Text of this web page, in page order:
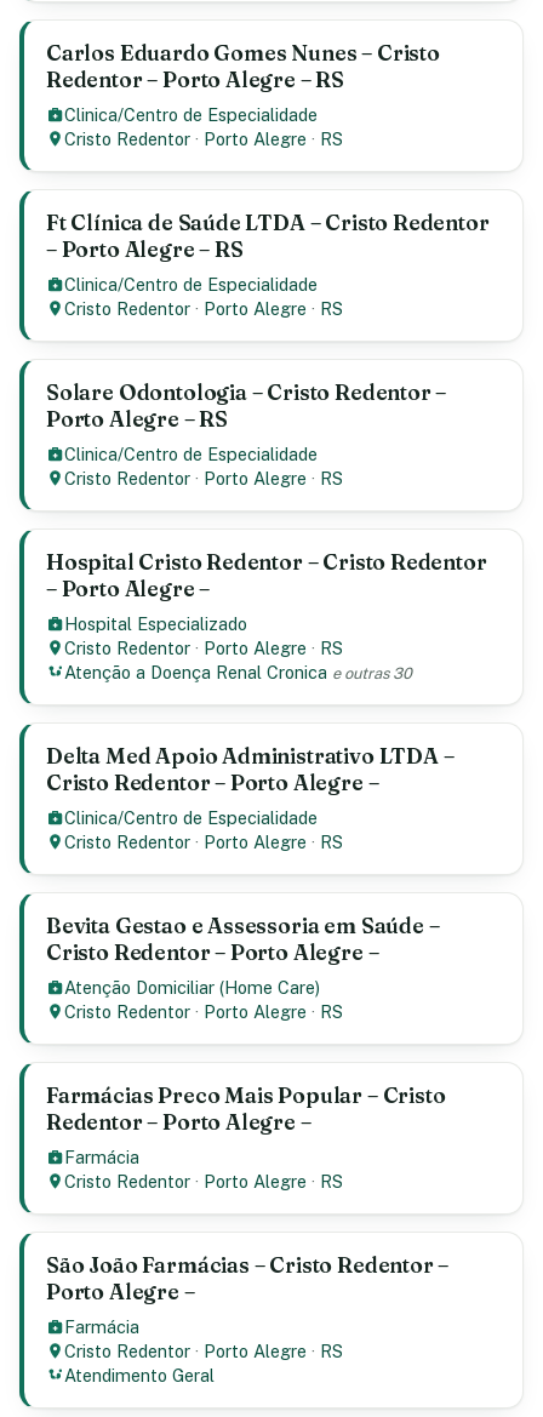
Carlos Eduardo Gomes Nunes – Cristo
Redentor – Porto Alegre – RS
Clinica/Centro de Especialidade
Cristo Redentor · Porto Alegre · RS
Ft Clínica de Saúde LTDA – Cristo Redentor
– Porto Alegre – RS
Clinica/Centro de Especialidade
Cristo Redentor · Porto Alegre · RS
Solare Odontologia – Cristo Redentor –
Porto Alegre – RS
Clinica/Centro de Especialidade
Cristo Redentor · Porto Alegre · RS
Hospital Cristo Redentor – Cristo Redentor
– Porto Alegre –
Hospital Especializado
Cristo Redentor · Porto Alegre · RS
Atenção a Doença Renal Cronica e outras 30
Delta Med Apoio Administrativo LTDA –
Cristo Redentor – Porto Alegre –
Clinica/Centro de Especialidade
Cristo Redentor · Porto Alegre · RS
Bevita Gestao e Assessoria em Saúde –
Cristo Redentor – Porto Alegre –
Atenção Domiciliar (Home Care)
Cristo Redentor · Porto Alegre · RS
Farmácias Preco Mais Popular – Cristo
Redentor – Porto Alegre –
Farmácia
Cristo Redentor · Porto Alegre · RS
São João Farmácias – Cristo Redentor –
Porto Alegre –
Farmácia
Cristo Redentor · Porto Alegre · RS
Atendimento Geral